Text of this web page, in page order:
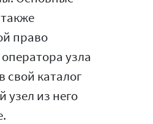
право
узла
свой каталог
узел из него